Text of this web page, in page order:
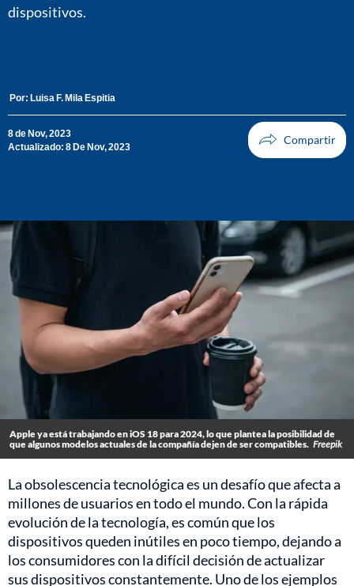
dispositivos.
Por: Luisa F. Mila Espitia
8 de Nov, 2023
Actualizado: 8 De Nov, 2023
Apple ya está trabajando en iOS 18 para 2024, lo que plantea la posibilidad de
que algunos modelos actuales de la compañía dejen de ser compatibles. Freepik
La obsolescencia tecnológica es un desafío que afecta a
millones de usuarios en todo el mundo. Con la rápida
evolución de la tecnología, es común que los
dispositivos queden inútiles en poco tiempo, dejando a
los consumidores con la difícil decisión de actualizar
sus dispositivos constantemente. Uno de los ejemplos